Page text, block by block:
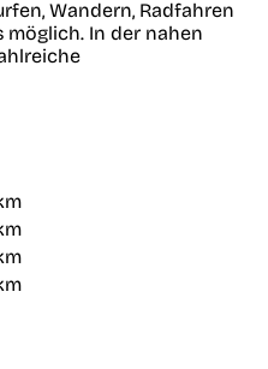
Wandern, Radfahren
möglich. In der nahen